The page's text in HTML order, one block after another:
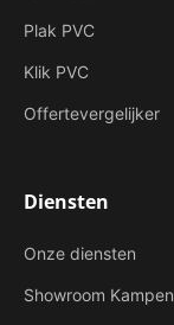
Plak PVC
Klik PVC
Offertevergelijker
Diensten
Onze diensten
Showroom Kampen